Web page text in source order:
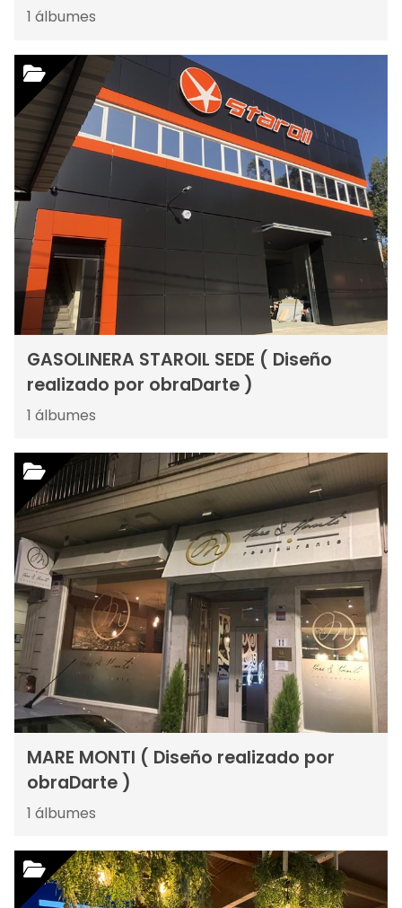
1 álbumes
GASOLINERA STAROIL SEDE ( Diseño
realizado por obraDarte )
1 álbumes
MARE MONTI ( Diseño realizado por
obraDarte )
1 álbumes